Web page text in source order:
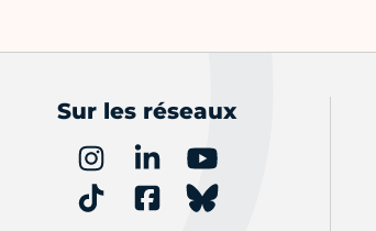
Sur les réseaux